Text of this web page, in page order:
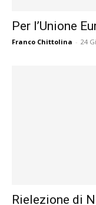
Per l’Unione
Franco Chittolina - 24
Rielezione di